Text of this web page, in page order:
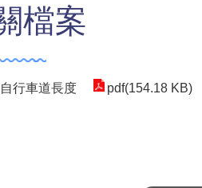
檔案
行車道長度 pdf(154.18 KB)